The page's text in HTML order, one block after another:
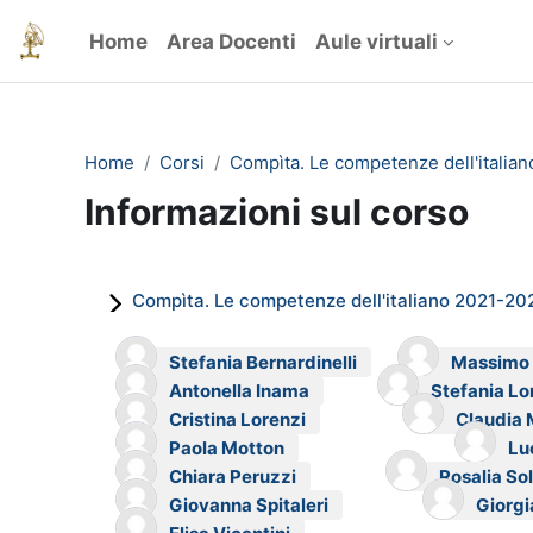
Home Area Docenti Aule virtuali
Home Corsi Compìta. Le competenze
Informazioni sul corso
Compìta. Le competenze dell'italiano 2021-
Stefania Bernardinelli
Antonella Inama
Stefania
Cristina Lorenzi
Claudia
Paola Motton
Chiara Peruzzi
Rosalia
Giovanna Spitaleri